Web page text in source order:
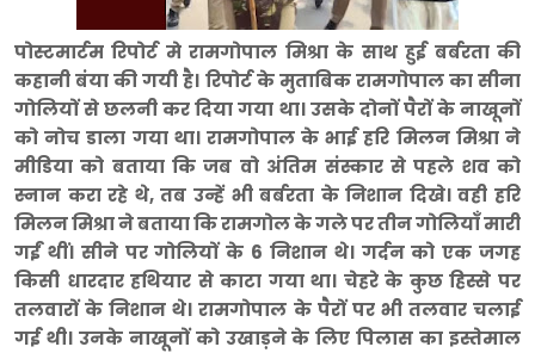
पोस्टमार्टम रिपोर्ट मे रामगोपाल मिश्रा के साथ हुई बर्बरता की
कहानी बंया की गयी है। रिपोर्ट के मुताबिक रामगोपाल का सीना
गोलियों से छलनी कर दिया गया था। उसके दोनों पैरों के नाखूनों
को नोच डाला गया था। रामगोपाल के भाई हरि मिलन मिश्रा ने
मीडिया को बताया कि जब वो अंतिम संस्कार से पहले शव को
स्नान करा रहे थे, तब उन्हें भी बर्बरता के निशान दिखे। वही हरि
मिलन मिश्रा ने बताया कि रामगोल के गले पर तीन गोलियाँ मारी
गईं थीं। सीने पर गोलियों के 6 निशान थे। गर्दन को एक जगह
किसी धारदार हथियार से काटा गया था। चेहरे के कुछ हिस्से पर
तलवारों के निशान थे। रामगोपाल के पैरों पर भी तलवार चलाई
गई थी। उनके नाखूनों को उखाड़ने के लिए पिलास का इस्तेमाल